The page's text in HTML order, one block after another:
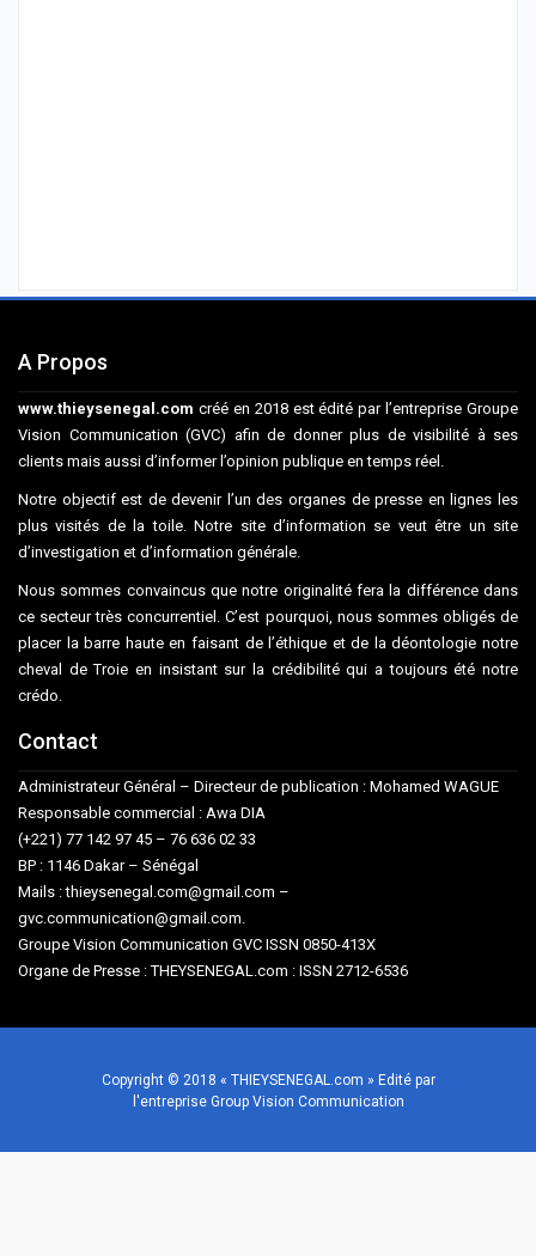
A Propos
www.thieysenegal.com créé en 2018 est édité par l’entreprise Groupe
Vision Communication (GVC) afin de donner plus de visibilité à ses
clients mais aussi d’informer l’opinion publique en temps réel.
Notre objectif est de devenir l’un des organes de presse en lignes les
plus visités de la toile. Notre site d’information se veut être un site
d’investigation et d’information générale.
Nous sommes convaincus que notre originalité fera la différence dans
ce secteur très concurrentiel. C’est pourquoi, nous sommes obligés de
placer la barre haute en faisant de l’éthique et de la déontologie notre
cheval de Troie en insistant sur la crédibilité qui a toujours été notre
crédo.
Contact
Administrateur Général – Directeur de publication : Mohamed WAGUE
Responsable commercial : Awa DIA
(+221) 77 142 97 45 – 76 636 02 33
BP : 1146 Dakar – Sénégal
Mails : thieysenegal.com@gmail.com –
gvc.communication@gmail.com.
Groupe Vision Communication GVC ISSN 0850-413X
Organe de Presse : THEYSENEGAL.com : ISSN 2712-6536
Copyright © 2018 « THIEYSENEGAL.com » Edité par
l'entreprise Group Vision Communication